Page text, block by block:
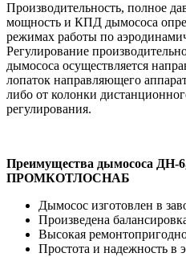
Производительность, полное
мощность и КПД дымососа
режимах работы по
Регулирование
дымососа осуществляется
лопаток направляющего
либо от колонки
регулирования.
Преимущества дымососа ДН-
ПРОМКОТЛОСНАБ
Дымосос изготовлен в
Произведена
Высокая
Простота и надежность в